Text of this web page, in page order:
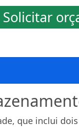
Solicitar
que inclui